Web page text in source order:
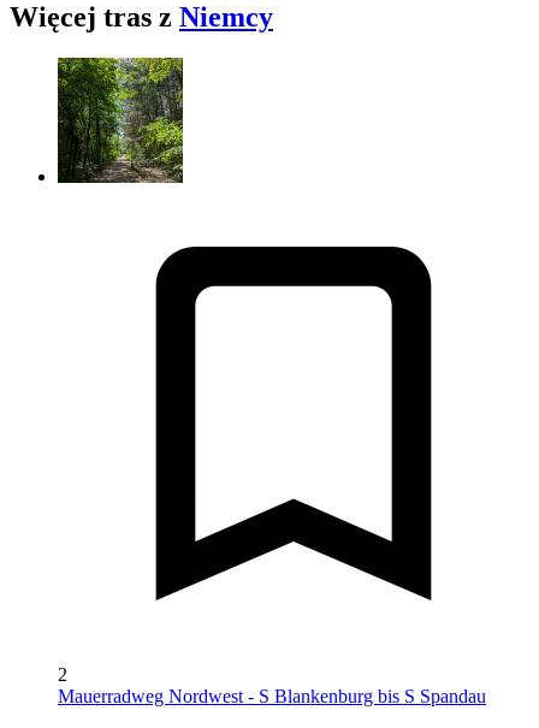
Więcej tras z Niemcy
2
Mauerradweg Nordwest - S Blankenburg bis S Spandau